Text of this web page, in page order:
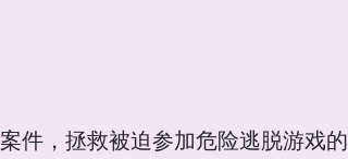
件，拯救被迫参加危险逃脱游戏的